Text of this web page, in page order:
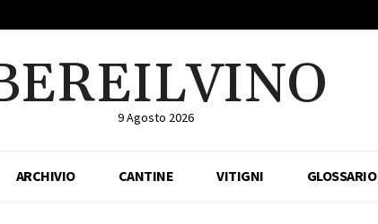
9 Agosto 2026
ARCHIVIO CANTINE VITIGNI GLOSSARIO